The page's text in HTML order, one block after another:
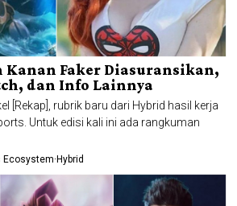
Kanan Faker Diasuransikan,
dan Info Lainnya
[Rekap], rubrik baru dari Hybrid hasil kerja
Untuk edisi kali ini ada rangkuman
Ecosystem·Hybrid